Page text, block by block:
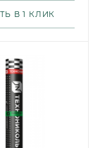
В 1 КЛИК